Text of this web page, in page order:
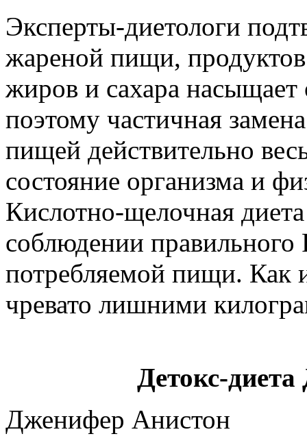
Эксперты-диетологи
жареной пищи,
жиров и сахара насыщает
поэтому частичная
пищей действительно
состояние организма и
Кислотно-щелочная
соблюдении правильного
потребляемой пищи. Как
чревато лишними
Детокс-
Дженифер Анистон